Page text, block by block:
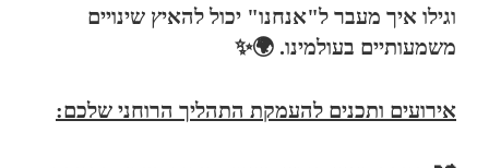
וגילו איך מעבר ל"אנחנו" יכול להאיץ שינויים
משמעותיים בעולמינו. 🌍✨
אירועים ותכנים להעמקת התהליך הרוחני שלכם: